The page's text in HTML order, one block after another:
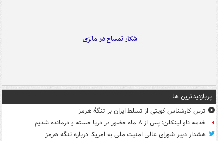
شکار تمساح در مالزی
پربازدیدترین ها
ترس کارشناس کویتی از تسلط ایران بر تنگۀ هرمز
خدمه ناو لینکلن: پس از ۸ ماه حضور در دریا خسته و درمانده‌ شدیم
هشدار دبیر شورای عالی امنیت ملی به امریکا درباره تنگه هرمز